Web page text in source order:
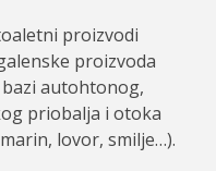
proizvodi
proizvoda
autohtonog,
priobalja i otoka
lovor, smilje…).